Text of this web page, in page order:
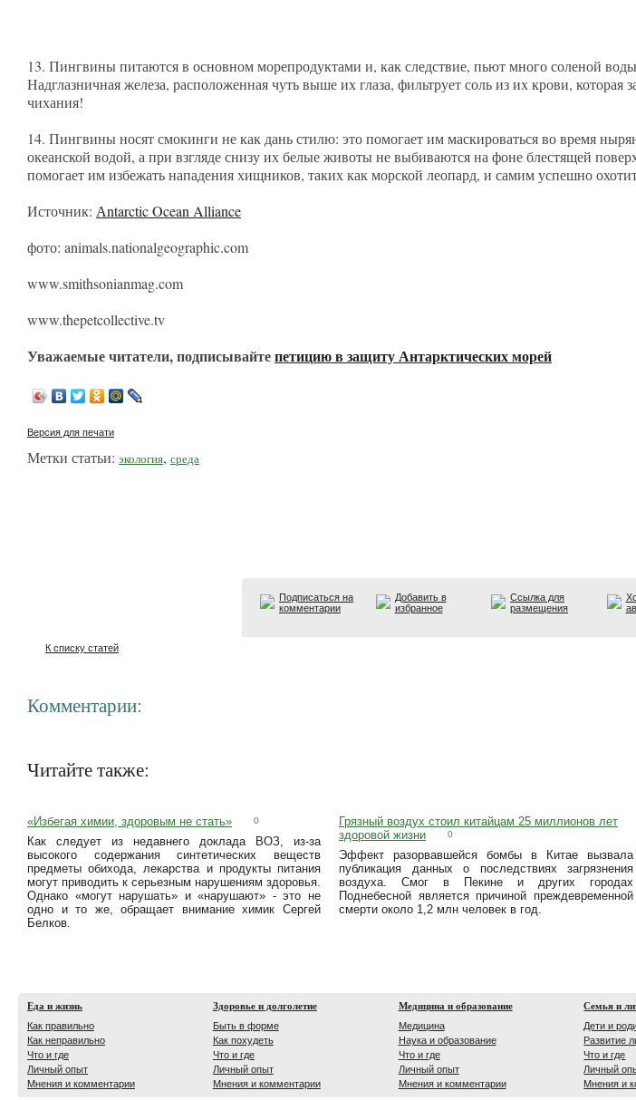
13. Пингвины питаются в основном морепродуктами и, как следствие, пьют много соленой
Надглазничная железа, расположенная чуть выше их глаза, фильтрует соль из их крови,
чихания!
14. Пингвины носят смокинги не как дань стилю: это помогает им маскироваться во время
океанской водой, а при взгляде снизу их белые животы не выбиваются на фоне блестящей
помогает им избежать нападения хищников, таких как морской леопард, и самим успешно
Источник: Аntarctic Ocean Alliance
фото: animals.nationalgeographic.com
www.smithsonianmag.com
www.thepetcollective.tv
Уважаемые читатели, подписывайтепетицию в защиту Антарктических морей
Версия для печати
Метки статьи: экология, среда
Подписаться на
комментарии
Добавить в
избранное
Ссылка для
размещения
К списку статей
Комментарии:
Читайте также:
«Избегая химии, здоровым не стать» 0
Как следует из недавнего доклада ВОЗ, из-за
высокого содержания синтетических веществ
предметы обихода, лекарства и продукты питания
могут приводить к серьезным нарушениям здоровья.
Однако «могут нарушать» и «нарушают» - это не
одно и то же, обращает внимание химик Сергей
Белков.
Грязный воздух стоил китайцам 25 миллионов лет
здоровой жизни
0
Эффект разорвавшейся бомбы в Китае вызвала
публикация данных о последствиях загрязнения
воздуха. Смог в Пекине и других городах
Поднебесной является причиной преждевременной
смерти около 1,2 млн человек в год.
Еда и жизнь
Как правильно
Как неправильно
Что и где
Личный опыт
Мнения и комментарии
Здоровье и долголетие
Быть в форме
Как похудеть
Что и где
Личный опыт
Мнения и комментарии
Медицина и образование
Медицина
Наука и образование
Что и где
Личный опыт
Мнения и комментарии
Семья и
Дети и
Развитие
Что и где
Личный
Мнения и